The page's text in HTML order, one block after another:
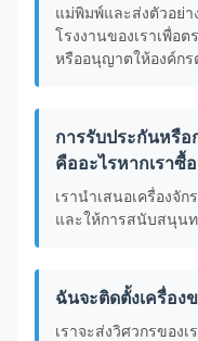
แม่พิมพ์และส่งตัวอย่
โรงงานของเราเพื่อต
หรืออนุญาตให้องค์ก
การรับประกันหรื
คืออะไรหากเราซื้
เรานำเสนอเครื่องจั
และให้การสนับสนุน
ฉันจะติดตั้งเครื่อง
เราจะส่งวิศวกรของ